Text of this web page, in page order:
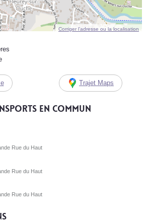
Corriger l’adresse ou la localisation
Trajet Maps
en commun
Rue du Haut
Rue du Haut
Rue du Haut